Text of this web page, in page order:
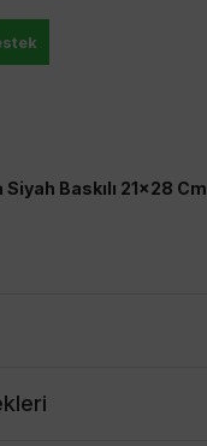
Baskılı 21x28 Cm